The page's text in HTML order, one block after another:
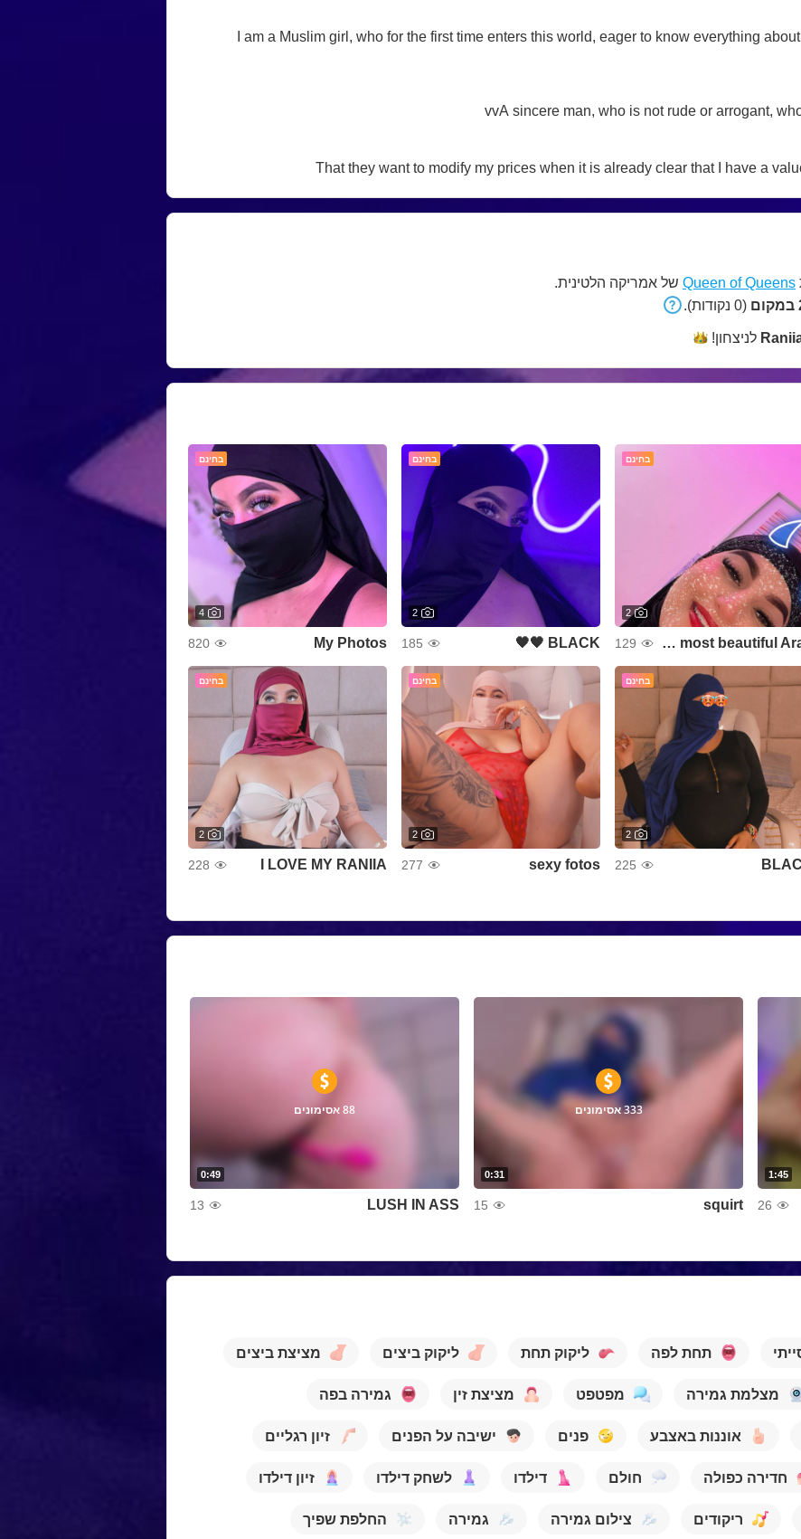
I am a Muslim girl, who for the first time enters this world, eager to know everything
vvA sincere man, who is not rude or arrogant,
That they want to modify my prices when it is already clear that I have a
Queen of Queens של אמריקה הלטינית.
(0 נקודות).
לניצחון!
בחינם
2
The most beautiful Arab
129
בחינם
2
BLACK 🖤🖤
185
בחינם
4
My Photos
820
בחינם
2
225
בחינם
2
sexy fotos
277
בחינם
2
I LOVE MY RANIIA
228
1:45
26
0:31
333 אסימונים
squirt
15
0:49
88 אסימונים
LUSH IN ASS
13
תחת לפה ליקוק תחת ליקוק ביצים מציצת ביצים
מצלמת גמירה מפטפט מציצת זין גמירה בפה
אוננות באצבע פנים ישיבה על הפנים זיון רגליים
חדירה כפולה חולם דילדו לשחק דילדו זיון דילדו
ריקודים צילום גמירה גמירה החלפת שפיך